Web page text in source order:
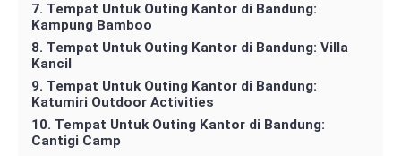
7. Tempat Untuk Outing Kantor di Bandung:
Kampung Bamboo
8. Tempat Untuk Outing Kantor di Bandung: Villa
Kancil
9. Tempat Untuk Outing Kantor di Bandung:
Katumiri Outdoor Activities
10. Tempat Untuk Outing Kantor di Bandung:
Cantigi Camp